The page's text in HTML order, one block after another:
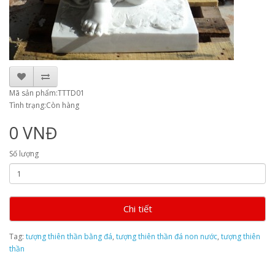
Mã sản phẩm:TTTD01
Tình trạng:Còn hàng
0 VNĐ
Số lượng
Chi tiết
Tag: tượng thiên thần bằng đá, tượng thiên thần đá non nước, tượng thiên
thần